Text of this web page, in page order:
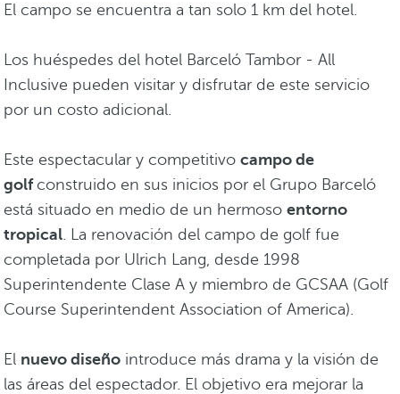
El campo se encuentra a tan solo 1 km del hotel.
Los huéspedes del hotel Barceló Tambor - All
Inclusive pueden visitar y disfrutar de este servicio
por un costo adicional.
Este espectacular y competitivo campo de
golfconstruido en sus inicios por el Grupo Barceló
está situado en medio de un hermoso entorno
tropical. La renovación del campo de golf fue
completada por Ulrich Lang, desde 1998
Superintendente Clase A y miembro de GCSAA (Golf
Course Superintendent Association of America).
El nuevo diseño introduce más drama y la visión de
las áreas del espectador. El objetivo era mejorar la